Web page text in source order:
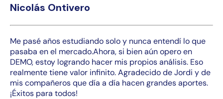
Nicolás Ontivero
Me pasé años estudiando solo y nunca entendí lo que
pasaba en el mercado.Ahora, si bien aún opero en
DEMO, estoy logrando hacer mis propios análisis. Eso
realmente tiene valor infinito. Agradecido de Jordi y de
mis compañeros que día a día hacen grandes aportes.
¡Éxitos para todos!